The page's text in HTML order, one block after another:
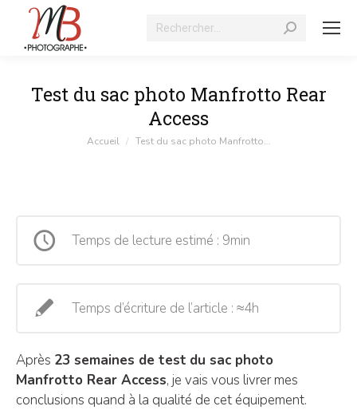
Recherche
Test du sac photo Manfrotto Rear
Access
Vous êtes ici :
Accueil Test du sac photo Manfrotto…
Temps de lecture estimé : 9min
Temps d’écriture de l’article : ≈4h
Après 23 semaines de test du sac photo
Manfrotto Rear Access, je vais vous livrer mes
conclusions quand à la qualité de cet équipement.